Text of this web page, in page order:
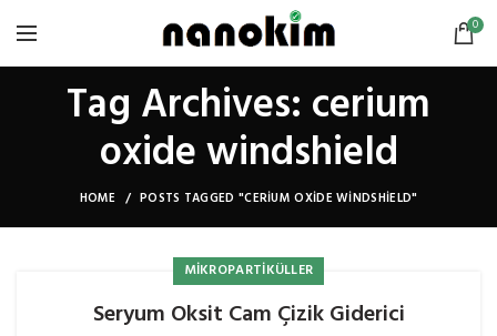
0
Tag Archives: cerium
oxide windshield
HOME POSTS TAGGED "CERIUM OXIDE WINDSHIELD"
MIKROPARTIKÜLLER
Seryum Oksit Cam Çizik Giderici